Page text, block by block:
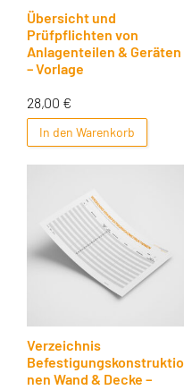
Übersicht und
Prüfpflichten von
Anlagenteilen & Geräten
– Vorlage
28,00 €
In den Warenkorb
Verzeichnis
Befestigungskonstruktio
nen Wand & Decke –